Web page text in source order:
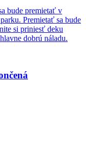
bude premietať v
Premietať sa bude
si priniesť deku
dobrú náladu.